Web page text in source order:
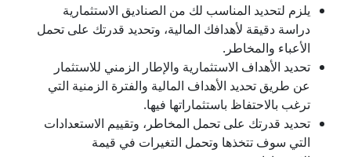
يلزم لتحديد المناسب لك من الصناديق الاستثمارية
دراسة دقيقة لأهدافك المالية، وتحديد قدرتك على تحمل
الأعباء والمخاطر.
تحديد الأهداف الاستثمارية والإطار الزمني للاستثمار
عن طريق تحديد الأهداف المالية والفترة الزمنية التي
ترغب بالاحتفاظ باستثماراتها فيها.
تحديد قدرتك على تحمل المخاطر، وتقييم الاستعدادات
التي سوف تتخذها وتحمل التغيرات في قيمة